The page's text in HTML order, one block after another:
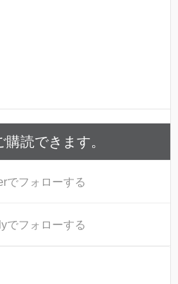
読できます。
でフォローする
でフォローする